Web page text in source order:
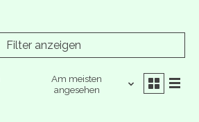
Filter anzeigen
Am meisten
angesehen